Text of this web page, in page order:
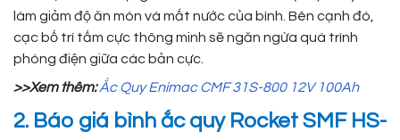
làm giảm độ ăn mòn và mất nước của bình. Bên cạnh đó,
cạc bố trí tấm cực thông minh sẽ ngăn ngừa quá trình
phóng điện giữa các bản cực.
>>Xem thêm:Ắc Quy Enimac CMF 31S-800 12V 100Ah
2. Báo giá bình ắc quy Rocket SMF HS-